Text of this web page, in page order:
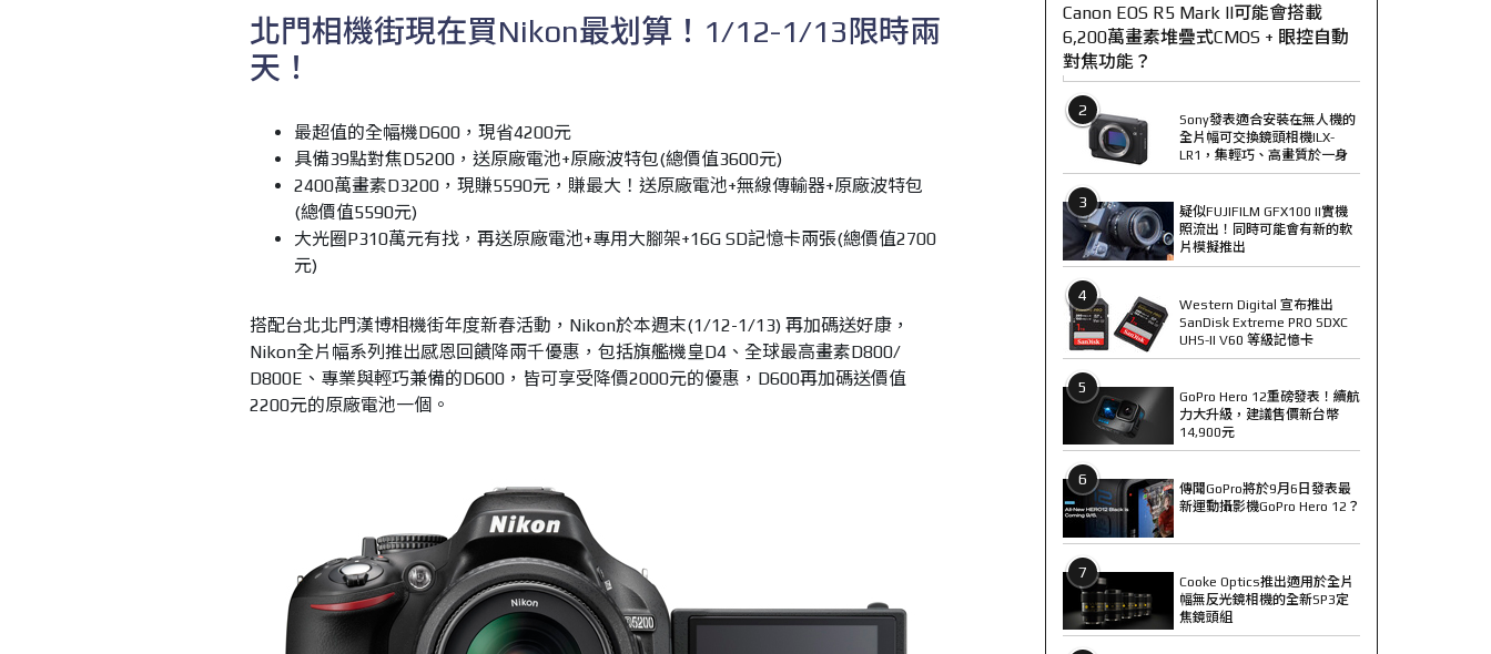
北門相機街現在買Nikon最划算！1/12-1/13限時兩
天！
最超值的全幅機D600，現省4200元
具備39點對焦D5200，送原廠電池+原廠波特包(總價值3600元)
2400萬畫素D3200，現賺5590元，賺最大！送原廠電池+無線傳輸器+原廠波特包
(總價值5590元)
大光圈P310萬元有找，再送原廠電池+專用大腳架+16G SD記憶卡兩張(總價值2700
元)
搭配台北北門漢博相機街年度新春活動，Nikon於本週末(1/12-1/13) 再加碼送好康，
Nikon全片幅系列推出感恩回饋降兩千優惠，包括旗艦機皇D4、全球最高畫素D800/
D800E、專業與輕巧兼備的D600，皆可享受降價2000元的優惠，D600再加碼送價值
2200元的原廠電池一個。
Canon EOS R5 Mark II可能會搭載
6,200萬畫素堆疊式CMOS + 眼控自動
對焦功能？
2
Sony發表適合安裝在無人機的
全片幅可交換鏡頭相機ILX-
LR1，集輕巧、高畫質於一身
3
疑似FUJIFILM GFX100 II實機
照流出！同時可能會有新的軟
片模擬推出
4
Western Digital 宣布推出
SanDisk Extreme PRO SDXC
UHS-II V60 等級記憶卡
5
GoPro Hero 12重磅發表！續航
力大升級，建議售價新台幣
14,900元
6
傳聞GoPro將於9月6日發表最
新運動攝影機GoPro Hero 12？
7
Cooke Optics推出適用於全片
幅無反光鏡相機的全新SP3定
焦鏡頭組